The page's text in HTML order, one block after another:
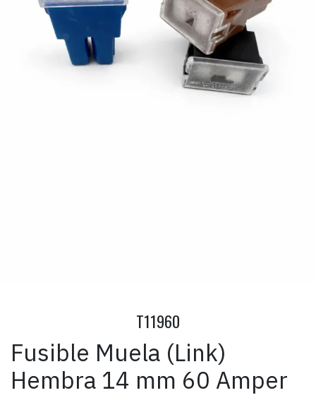
T11960
Fusible Muela (Link)
Hembra 14 mm 60 Amper